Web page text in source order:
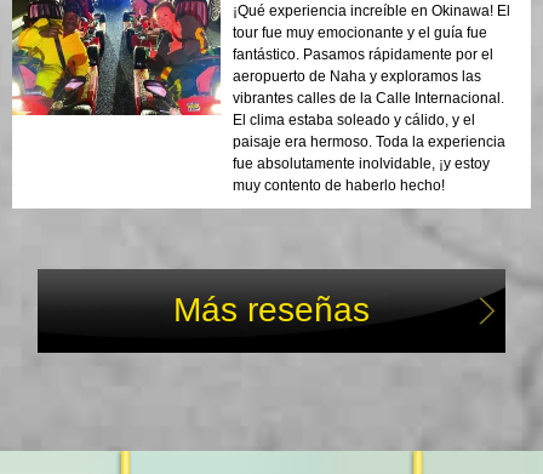
¡Qué experiencia increíble en Okinawa! El
tour fue muy emocionante y el guía fue
fantástico. Pasamos rápidamente por el
aeropuerto de Naha y exploramos las
vibrantes calles de la Calle Internacional.
El clima estaba soleado y cálido, y el
paisaje era hermoso. Toda la experiencia
fue absolutamente inolvidable, ¡y estoy
muy contento de haberlo hecho!
Más reseñas